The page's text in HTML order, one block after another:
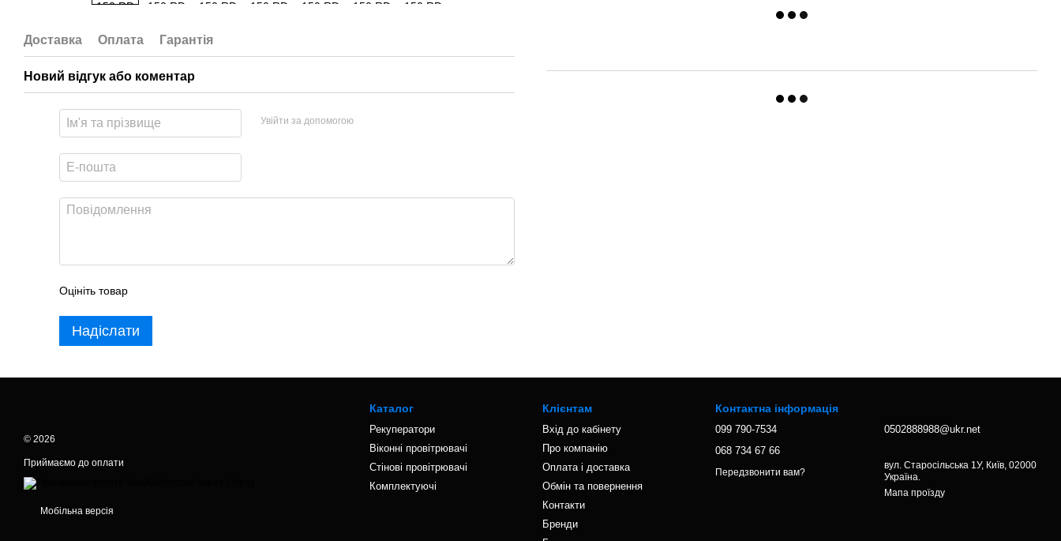
Доставка Оплата Гарантія
Новий відгук або коментар
Увійти за допомогою
Оцініть товар
Надіслати
© 2026
Приймаємо до оплати
Мобільна версія
Каталог
Рекуператори
Віконні провітрювачі
Стінові провітрювачі
Комплектуючі
Клієнтам
Вхід до кабінету
Про компанію
Оплата і доставка
Обмін та повернення
Контакти
Бренди
Контактна інформація
099 790-7534
068 734 67 66
Передзвонити вам?
0502888988@ukr.net
вул. Старосільська 1У, Київ, 02000
Україна.
Мапа проїзду